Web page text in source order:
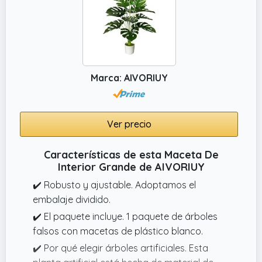
Marca: AIVORIUY
Ver precio
Características de esta Maceta De
Interior Grande de AIVORIUY
✔️ Robusto y ajustable. Adoptamos el
embalaje dividido.
✔️ El paquete incluye. 1 paquete de árboles
falsos con macetas de plástico blanco.
✔️ Por qué elegir árboles artificiales. Esta